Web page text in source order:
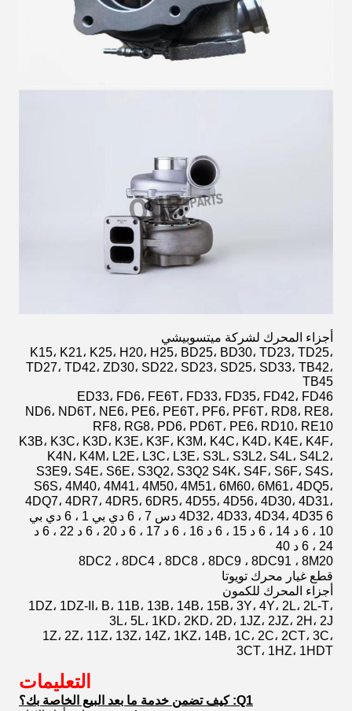
أجزاء المحرك لشركة ميتسوبيشي
K15، K21، K25، H20، H25، BD25، BD30، TD23، TD25،
TD27، TD42، ZD30، SD22، SD23، SD25، SD33، TB42،
TB45
ED33، FD6، FE6T، FD33، FD35، FD42، FD46
ND6، ND6T، NE6، PE6، PE6T، PF6، PF6T، RD8، RE8،
RF8، RG8، PD6، PD6T، PE6، RD10، RE10
K3B، K3C، K3D، K3E، K3F، K3M، K4C، K4D، K4E، K4F،
K4N، K4M، L2E، L3C، L3E، S3L، S3L2، S4L، S4L2،
S3E9، S4E، S6E، S3Q2، S3Q2 S4K، S4F، S6F، S4S،
S6S، 4M40، 4M41، 4M50، 4M51، 6M60، 6M61، 4DQ5،
4DQ7، 4DR7، 4DR5، 6DR5، 4D55، 4D56، 4D30، 4D31،
4D32، 4D33، 4D34، 4D35 6 دس 7 ، 6 دي بي 1 ، 6 دي بي
10 ، 6 د 14 ، 6 د 15 ، 6 د 16 ، 6 د 17 ، 6 د 20 ، 6 د 22 ، 6 د
24 ، 6 د 40
8DC2 ، 8DC4 ، 8DC8 ، 8DC9 ، 8DC91 ، 8M20
قطع غيار محرك تويوتا
أجزاء المحرك للكمون
1DZ، 1DZ-II، B، 11B، 13B، 14B، 15B، 3Y، 4Y، 2L، 2L-T،
3L، 5L، 1KD، 2KD، 2D، 1JZ، 2JZ، 2H، 2J
1Z، 2Z، 11Z، 13Z، 14Z، 1KZ، 14B، 1C، 2C، 2CT، 3C،
3CT، 1HZ، 1HDT
التعليمات
Q1: كيف تضمن خدمة ما بعد البيع الخاصة بك؟